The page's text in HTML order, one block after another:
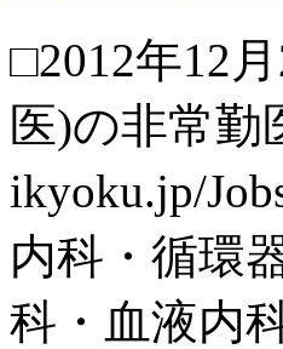
□2012年12
医)の非常勤
ikyoku.jp/
内科・循環
科・血液内